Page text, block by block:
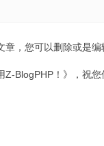
章，您可以删除或是编
Z-BlogPHP！》，祝